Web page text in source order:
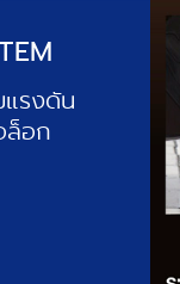
รงดัน
ล็อก